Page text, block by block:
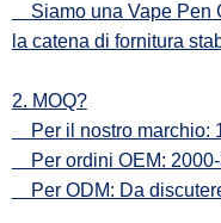
Siamo una Vape Pen
la catena di fornitura
2. MOQ?
Per il nostro marchio:
Per ordini OEM:
Per ODM: Da